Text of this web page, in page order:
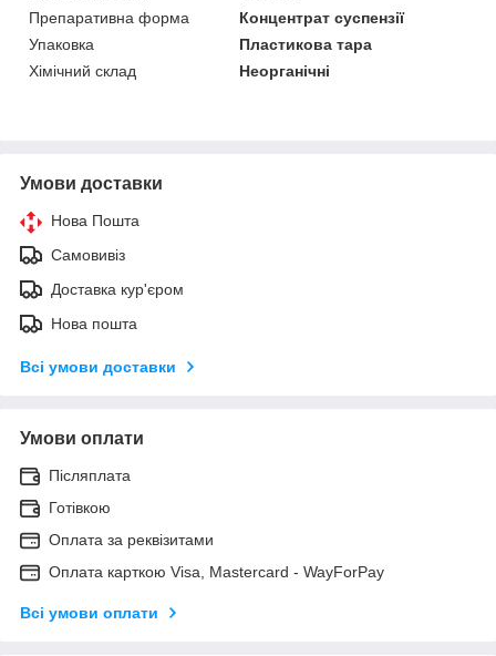
Препаративна форма
Концентрат суспензії
Упаковка
Пластикова тара
Хімічний склад
Неорганічні
Умови доставки
Нова Пошта
Самовивіз
Доставка кур'єром
Нова пошта
Всі умови доставки
Умови оплати
Післяплата
Готівкою
Оплата за реквізитами
Оплата карткою Visa, Mastercard - WayForPay
Всі умови оплати